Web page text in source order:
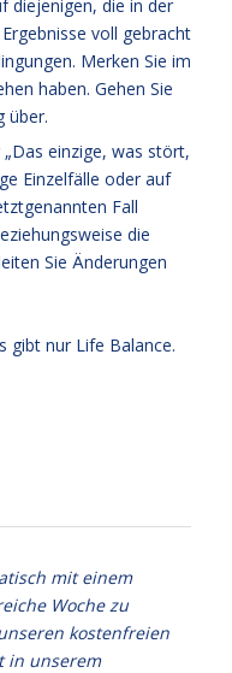
diejenigen, die in der
voll gebracht
Merken Sie im
haben. Gehen Sie
über.
einzige, was stört,
Einzelfälle oder auf
Fall
die
Sie Änderungen
gibt nur Life Balance.
mit einem
Woche zu
kostenfreien
in unserem